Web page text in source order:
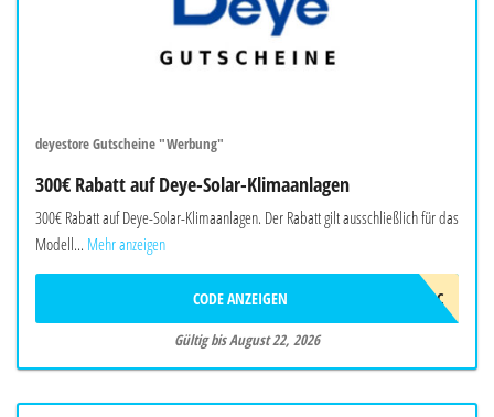
deyestore Gutscheine "Werbung"
300€ Rabatt auf Deye-Solar-Klimaanlagen
300€ Rabatt auf Deye-Solar-Klimaanlagen. Der Rabatt gilt ausschließlich für das
Modell... Mehr anzeigen
2026DEYEAWINAC
CODE ANZEIGEN
Gültig bis August 22, 2026